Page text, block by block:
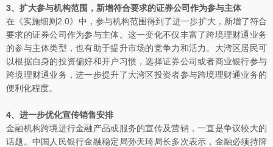
3、扩大参与机构范围，新增符合要求的证券公司作为参与主体
在《实施细则2.0》中，参与机构范围得到了进一步扩大，新增了符合
要求的证券公司作为参与主体。这一变化不仅丰富了跨境理财通业务
的参与主体类型，也有助于提升市场的竞争力和活力。大湾区居民可
以根据自身的投资偏好和开户习惯，选择证券公司或者商业银行参与
跨境理财通业务，进一步提升了大湾区投资者参与跨境理财通业务的
便利化程度。
4、进一步优化宣传销售安排
金融机构跨境进行金融产品或服务的宣传及营销，一直是争议较大的
话题。中国人民银行金融稳定局孙天琦局长多次表示，金融必须持牌